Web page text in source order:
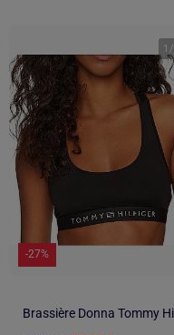
1 /
-27%